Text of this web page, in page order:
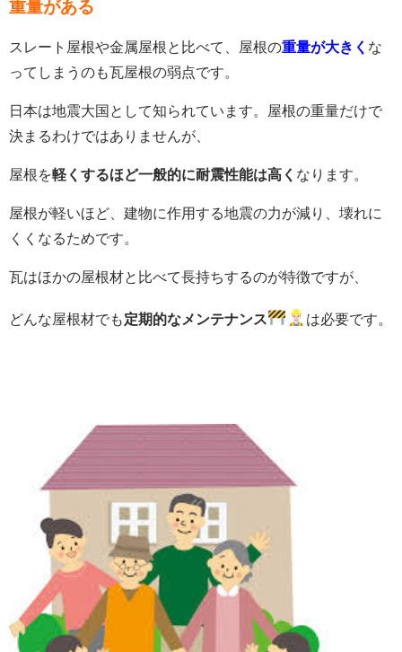
重量がある
スレート屋根や金属屋根と比べて、屋根の重量が大きく な
ってしまうのも瓦屋根の弱点です。
日本は地震大国として知られています。屋根の重量だけで
決まるわけではありませんが、
屋根を軽くするほど一般的に耐震性能は高く なります。
屋根が軽いほど、建物に作用する地震の力が減り、壊れに
くくなるためです。
瓦はほかの屋根材と比べて長持ちするのが特徴ですが、
どんな屋根材でも定期的なメンテナンス は必要です。